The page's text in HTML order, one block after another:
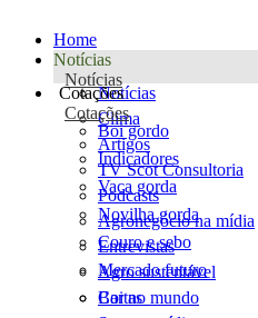
Home
Notícias
Notícias
Notícias
Clima
Artigos
TV Scot Consultoria
Podcasts
Agronegócio na mídia
Entrevistas
Agro sustentável
Cartas
Cotações
Cotações
Boi gordo
Indicadores
Vaca gorda
Novilha gorda
Couro e sebo
Mercado futuro
Boi no mundo